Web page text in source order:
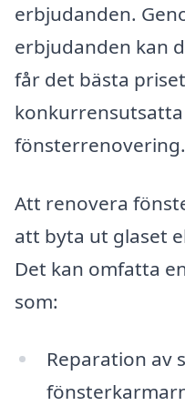
erbjudanden.
erbjudanden kan
får det bästa
fönsterrenovering.
Att renovera
att byta ut glaset
Det kan omfatta
som:
Reparation av